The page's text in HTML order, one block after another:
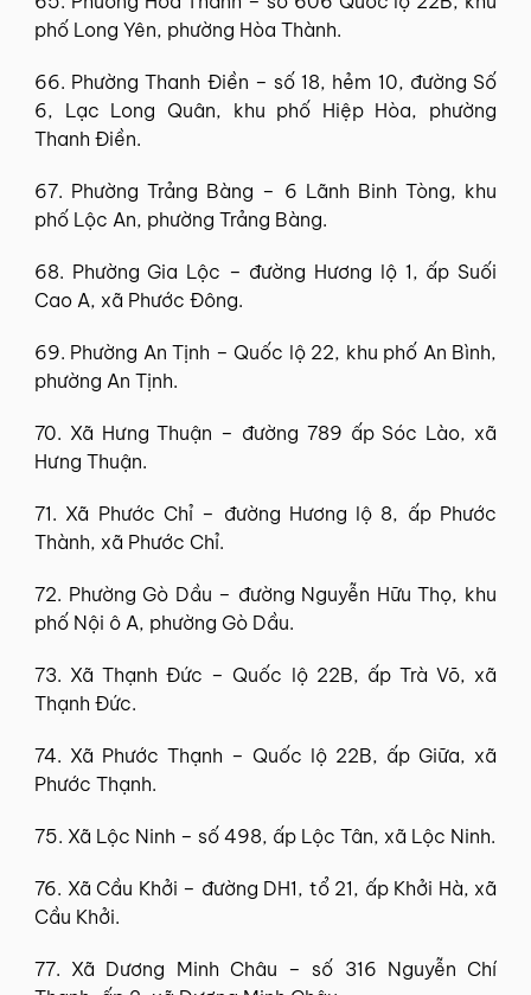
phố Long Yên, phường Hòa Thành.
66. Phường Thanh Điền – số 18, hẻm 10, đường Số
6, Lạc Long Quân, khu phố Hiệp Hòa, phường
Thanh Điền.
67. Phường Trảng Bàng – 6 Lãnh Binh Tòng, khu
phố Lộc An, phường Trảng Bàng.
68. Phường Gia Lộc – đường Hương lộ 1, ấp Suối
Cao A, xã Phước Đông.
69. Phường An Tịnh – Quốc lộ 22, khu phố An Bình,
phường An Tịnh.
70. Xã Hưng Thuận – đường 789 ấp Sóc Lào, xã
Hưng Thuận.
71. Xã Phước Chỉ – đường Hương lộ 8, ấp Phước
Thành, xã Phước Chỉ.
72. Phường Gò Dầu – đường Nguyễn Hữu Thọ, khu
phố Nội ô A, phường Gò Dầu.
73. Xã Thạnh Đức – Quốc lộ 22B, ấp Trà Võ, xã
Thạnh Đức.
74. Xã Phước Thạnh – Quốc lộ 22B, ấp Giữa, xã
Phước Thạnh.
75. Xã Lộc Ninh – số 498, ấp Lộc Tân, xã Lộc Ninh.
76. Xã Cầu Khởi – đường DH1, tổ 21, ấp Khởi Hà, xã
Cầu Khởi.
77. Xã Dương Minh Châu – số 316 Nguyễn Chí